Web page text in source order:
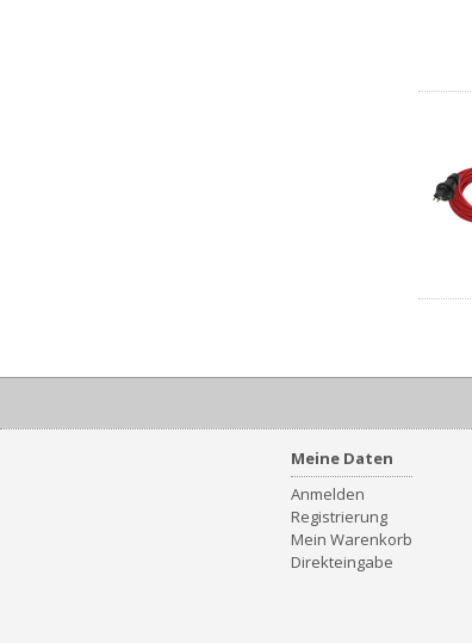
Meine Daten
Anmelden
Registrierung
Mein Warenkorb
Direkteingabe